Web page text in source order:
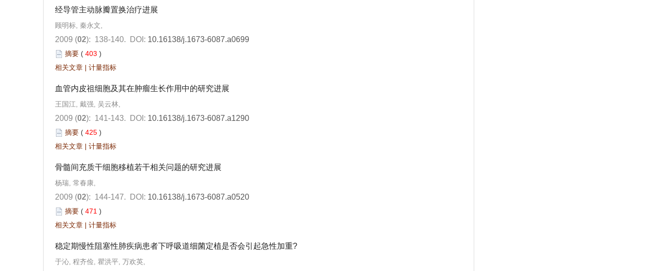
经导管主动脉瓣置换治疗进展
顾明标, 秦永文,
2009 (02): 138-140. DOI: 10.16138/j.1673-6087.a0699
摘要 ( 403 )
相关文章 | 计量指标
血管内皮祖细胞及其在肿瘤生长作用中的研究进展
王国江, 戴强, 吴云林,
2009 (02): 141-143. DOI: 10.16138/j.1673-6087.a1290
摘要 ( 425 )
相关文章 | 计量指标
骨髓间充质干细胞移植若干相关问题的研究进展
杨瑞, 常春康,
2009 (02): 144-147. DOI: 10.16138/j.1673-6087.a0520
摘要 ( 471 )
相关文章 | 计量指标
稳定期慢性阻塞性肺疾病患者下呼吸道细菌定植是否会引起急性加重?
于沁, 程齐俭, 瞿洪平, 万欢英,